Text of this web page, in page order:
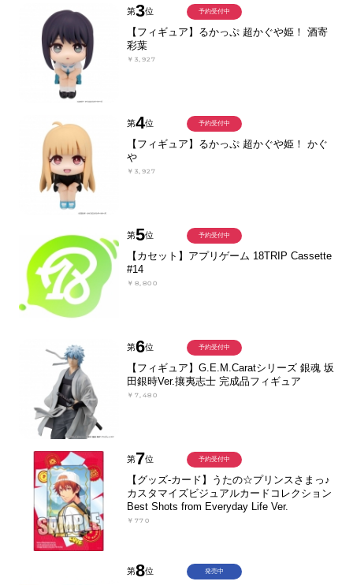
第3位
【フィギュア】るかっぷ 超かぐや姫！ 酒寄
彩葉
￥3,927
予約受付中
第4位
【フィギュア】るかっぷ 超かぐや姫！ かぐ
や
￥3,927
予約受付中
第5位
【カセット】アプリゲーム 18TRIP Cassette
#14
￥8,800
予約受付中
第6位
【フィギュア】G.E.M.Caratシリーズ 銀魂 坂
田銀時Ver.攘夷志士 完成品フィギュア
￥7,480
予約受付中
第7位
【グッズ-カード】うたの☆プリンスさまっ♪
カスタマイズビジュアルカードコレクション
Best Shots from Everyday Life Ver.
￥770
予約受付中
第8位 発売中